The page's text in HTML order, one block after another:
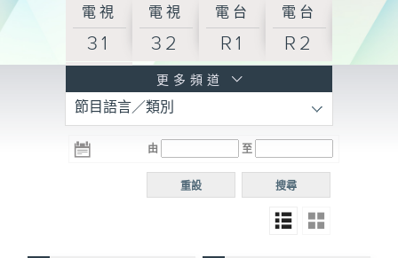
電視
31
電視
32
電台
R1
電台
R2
R3
電台 電台
R5
電台
普通
更多頻道
節目語言／類別
由 至
搜尋
重設